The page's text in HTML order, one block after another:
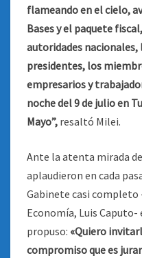
flameando en el cielo,
Bases y el paquete
autoridades nacionales,
presidentes, los
empresarios y
noche del 9 de julio en
Mayo”, resaltó Milei.
Ante la atenta mirada
aplaudieron en cada
Gabinete casi completo
Economía, Luis Caputo-
propuso: «Quiero
compromiso que es